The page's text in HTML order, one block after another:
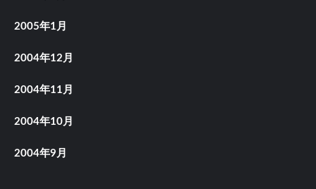
2005年1月
2004年12月
2004年11月
2004年10月
2004年9月